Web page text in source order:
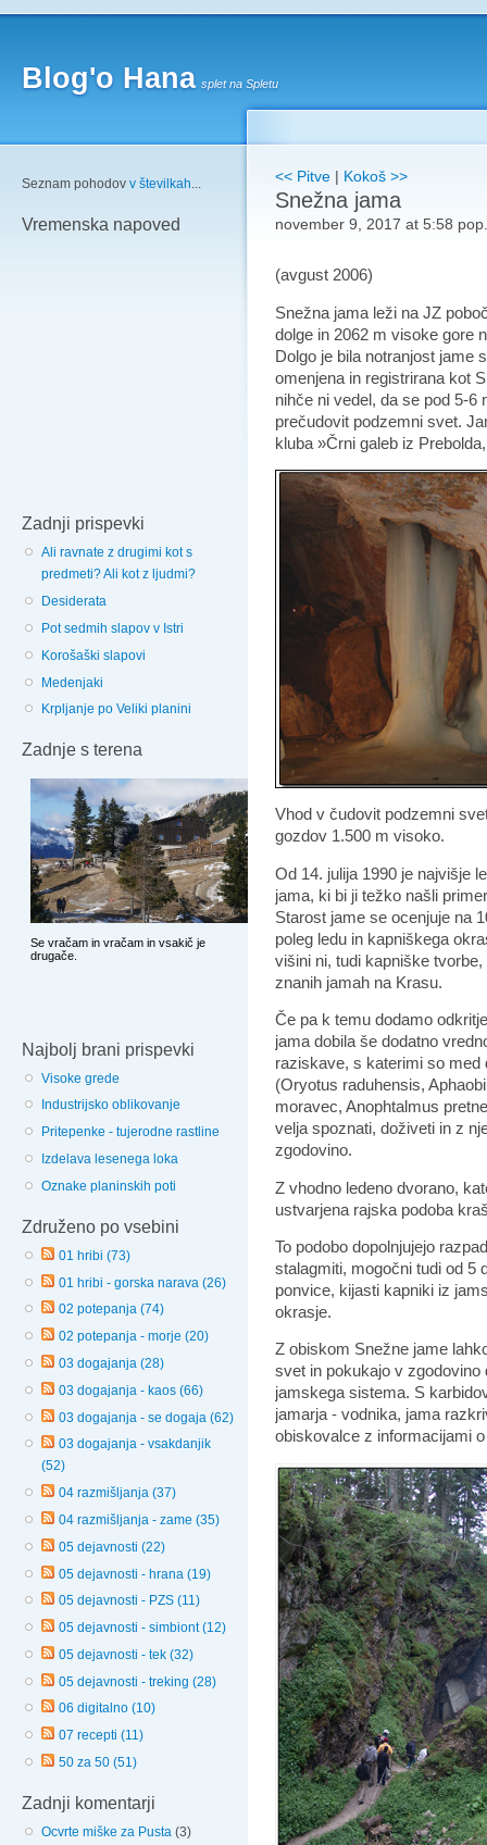
Blog'o Hana splet na Spletu
Seznam pohodov v številkah...
Vremenska napoved
Zadnji prispevki
Ali ravnate z drugimi kot s
predmeti? Ali kot z ljudmi?
Desiderata
Pot sedmih slapov v Istri
Korošaški slapovi
Medenjaki
Krpljanje po Veliki planini
Zadnje s terena
Najbolj brani prispevki
Visoke grede
Industrijsko oblikovanje
Pritepenke - tujerodne rastline
Izdelava lesenega loka
Oznake planinskih poti
Združeno po vsebini
01 hribi (73)
01 hribi - gorska narava (26)
02 potepanja (74)
02 potepanja - morje (20)
03 dogajanja (28)
03 dogajanja - kaos (66)
03 dogajanja - se dogaja (62)
03 dogajanja - vsakdanjik
(52)
04 razmišljanja (37)
04 razmišljanja - zame (35)
05 dejavnosti (22)
05 dejavnosti - hrana (19)
05 dejavnosti - PZS (11)
05 dejavnosti - simbiont (12)
05 dejavnosti - tek (32)
05 dejavnosti - treking (28)
06 digitalno (10)
07 recepti (11)
50 za 50 (51)
Zadnji komentarji
Ocvrte miške za Pusta (3)
<< Pitve | Kokoš >>
Snežna jama
november 9, 2017 at 5:58 pop.
(avgust 2006)
Snežna jama leži na JZ
dolge in 2062 m visoke gore
Dolgo je bila notranjost jame
omenjena in registrirana kot
nihče ni vedel, da se pod 5-
prečudovit podzemni svet.
kluba »Črni galeb iz
Vhod v čudovit podzemni
gozdov 1.500 m visoko.
Od 14. julija 1990 je najvišje
jama, ki bi ji težko našli
Starost jame se ocenjuje na
poleg ledu in kapniškega
višini ni, tudi kapniške
znanih jamah na Krasu.
Če pa k temu dodamo
jama dobila še dodatno
raziskave, s katerimi so
(Oryotus raduhensis,
moravec, Anophtalmus
velja spoznati, doživeti in z
zgodovino.
Z vhodno ledeno dvorano,
ustvarjena rajska podoba
To podobo dopolnjujejo
stalagmiti, mogočni tudi od 5
ponvice, kijasti kapniki iz
okrasje.
Z obiskom Snežne jame
svet in pokukajo v zgodovino
jamskega sistema. S
jamarja - vodnika, jama
obiskovalce z informacijami